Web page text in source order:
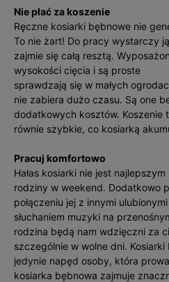
Nie płać za koszenie
Ręczne kosiarki bębnowe nie
To nie żart! Do pracy wystarczy
zajmie się całą resztą.
wysokości cięcia i są
sprawdzają się w małych
nie zabiera dużo czasu. Są one
dodatkowych kosztów. Koszenie
równie szybkie, co kosiarką
Pracuj komfortowo
Hałas kosiarki nie jest
rodziny w weekend. Dodatkowo
połączeniu jej z innymi
słuchaniem muzyki na
rodzina będą nam wdzięczni za
szczególnie w wolne dni.
jedynie napęd osoby, która
kosiarka bębnowa zajmuje